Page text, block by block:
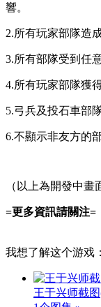
響。
2.所有玩家部隊造
3.所有部隊受到任
4.所有玩家部隊獲
5.弓兵及投石車部
6.不顯示非友方的
（以上為開發中畫
=更多資訊請關注=
我想了解这个游戏：
王于兴师截图